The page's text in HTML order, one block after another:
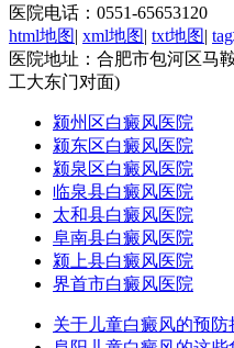
医院电话：0551-65653120
html地图| xml地图| txt地图|
医院地址：合肥市包河区马
工大东门对面)
颍州区白癜风医院
颍东区白癜风医院
颍泉区白癜风医院
临泉县白癜风医院
太和县白癜风医院
阜南县白癜风医院
颍上县白癜风医院
界首市白癜风医院
关于儿童白癜风的预防